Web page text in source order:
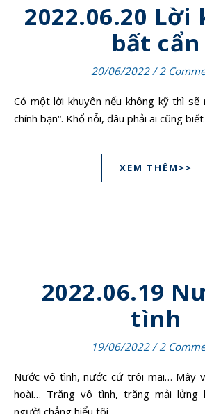
2022.06.20 Lời
bất cẩn
20/06/2022 / 2
Có một lời khuyên nếu không kỹ thì sẽ rất bất cẩn: “Hãy là
chính bạn“. Khổ nỗi, đâu phải ai cũng
XEM THÊM>>
2022.06.19
tình
19/06/2022 / 2
Nước vô tình, nước cứ trôi mãi… Mây vô tình, mây cứ bay
hoài… Trăng vô tình, trăng mải lửng
người chẳng hiểu tôi.